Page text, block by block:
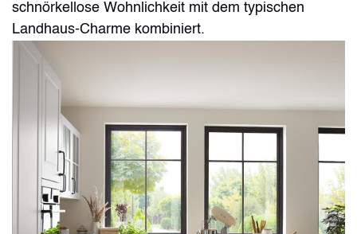
schnörkellose Wohnlichkeit mit dem typischen
Landhaus-Charme kombiniert.